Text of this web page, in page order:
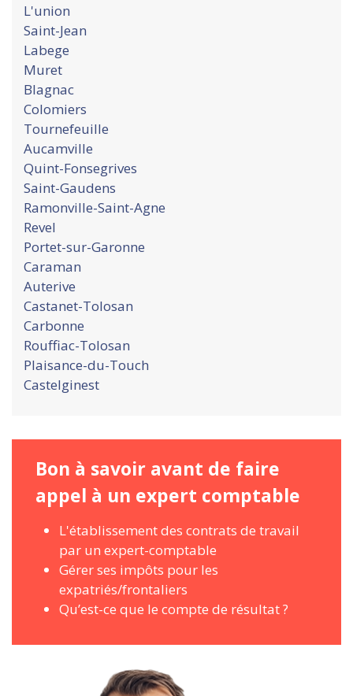
L'union
Saint-Jean
Labege
Muret
Blagnac
Colomiers
Tournefeuille
Aucamville
Quint-Fonsegrives
Saint-Gaudens
Ramonville-Saint-Agne
Revel
Portet-sur-Garonne
Caraman
Auterive
Castanet-Tolosan
Carbonne
Rouffiac-Tolosan
Plaisance-du-Touch
Castelginest
Bon à savoir avant de faire
appel à un expert comptable
L'établissement des contrats de travail
par un expert-comptable
Gérer ses impôts pour les
expatriés/frontaliers
Qu’est-ce que le compte de résultat ?